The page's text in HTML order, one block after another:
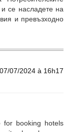
и се насладете на
и превъзходно
07/07/2024 à 16h17
booking hotels